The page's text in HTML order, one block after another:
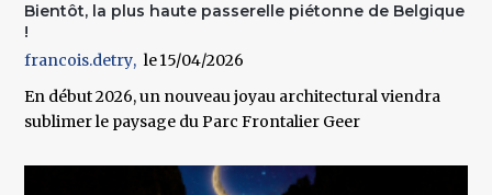
Bientôt, la plus haute passerelle piétonne de Belgique
!
francois.detry
15/04/2026
En début 2026, un nouveau joyau architectural viendra
sublimer le paysage du Parc Frontalier Geer